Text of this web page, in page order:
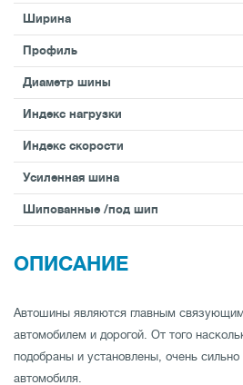
Ширина
Профиль
Диаметр шины
Индекс нагрузки
Индекс скорости
Усиленная шина
Шипованные /под шип
ОПИСАНИЕ
Автошины являются главным
автомобилем и дорогой. От того
подобраны и установлены, очень
автомобиля.